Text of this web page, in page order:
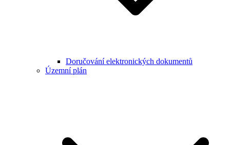
Doručování elektronických dokumentů
Územní plán